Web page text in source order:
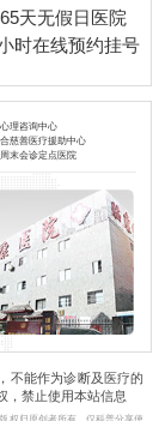
天无假日医院
时在线预约挂号
理咨询中心
慈善医疗援助中心
末会诊定点医院
不能作为诊断及医疗的
，禁止使用本站信息